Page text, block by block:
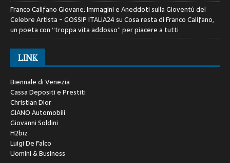
Franco Califano Giovane: Immagini e Aneddoti sulla Gioventù del
Celebre Artista - GOSSIP ITALIA24suCosa resta di Franco Califano,
un poeta con “troppa vita addosso” per piacere a tutti
LINK
Biennale di Venezia
Cassa Depositi e Prestiti
Christian Dior
GIANO Automobili
Giovanni Soldini
H2biz
Luigi De Falco
Uomini & Business